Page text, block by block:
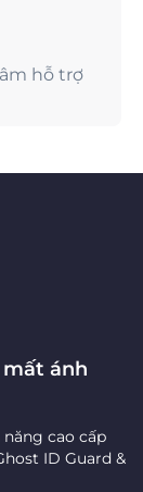
hỗ trợ
ánh
cao cấp
ID Guard &